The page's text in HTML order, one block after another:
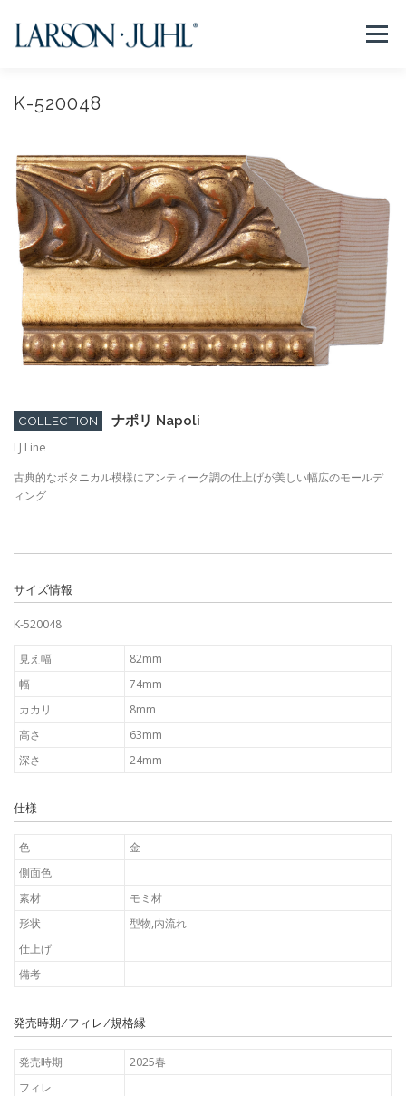
メニュー
NEWS
取扱店リスト お問い合わせ 法人のお客様
EN/CN
K-520048
COLLECTION
ナポリ Napoli
LJ Line
古典的なボタニカル模様にアンティーク調の仕上げが美しい幅広のモールデ
ィング
サイズ情報
K-520048
見え幅
82mm
幅
74mm
カカリ
8mm
高さ
63mm
深さ
24mm
仕様
色
金
側面色
素材
モミ材
形状
型物,内流れ
仕上げ
備考
発売時期/フィレ/規格縁
発売時期
2025春
フィレ